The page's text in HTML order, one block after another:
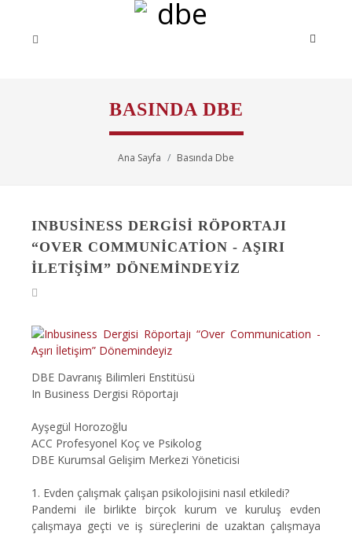
BASINDA DBE
Ana Sayfa Basında Dbe
INBUSINESS DERGISI RÖPORTAJI
“OVER COMMUNICATION - AŞIRI
İLETIŞIM” DÖNEMINDEYIZ
DBE Davranış Bilimleri Enstitüsü
In Business Dergisi Röportajı
Ayşegül Horozoğlu
ACC Profesyonel Koç ve Psikolog
DBE Kurumsal Gelişim Merkezi Yöneticisi
1. Evden çalışmak çalışan psikolojisini nasıl etkiledi?
Pandemi ile birlikte birçok kurum ve kuruluş evden
çalışmaya geçti ve iş süreçlerini de uzaktan çalışmaya